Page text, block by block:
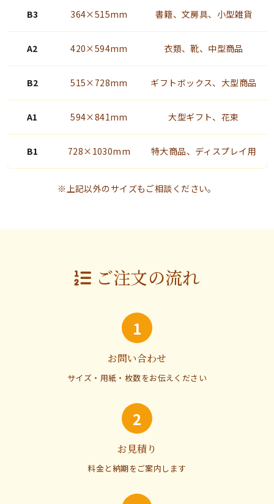
B3 364×515mm 書籍、文房具、小型雑貨
A2 420×594mm 衣類、靴、中型商品
B2 515×728mm ギフトボックス、大型商品
A1 594×841mm 大型ギフト、花束
B1 728×1030mm 特大商品、ディスプレイ用
※上記以外のサイズもご相談ください。
ご注文の流れ
1
お問い合わせ
サイズ・用紙・枚数をお伝えください
2
お見積り
料金と納期をご案内します